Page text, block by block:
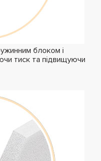
блоком і
тиск та підвищуючи